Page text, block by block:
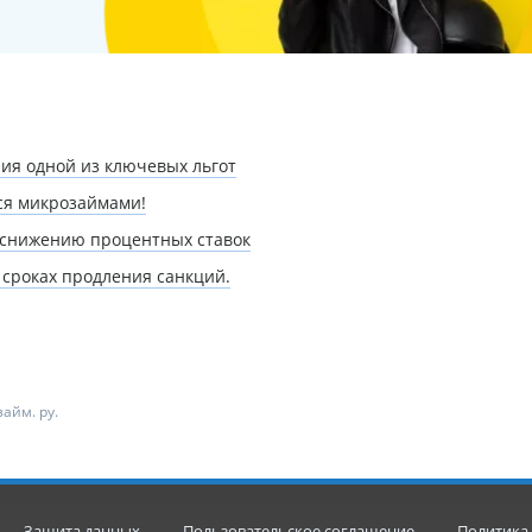
одной из ключевых льгот
микрозаймами!
процентных ставок
продления санкций.
ру.